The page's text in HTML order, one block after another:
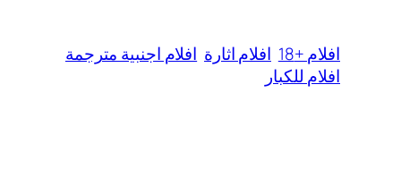
افلام +18 افلام اثارة افلام اجنبية مترجمة
افلام للكبار